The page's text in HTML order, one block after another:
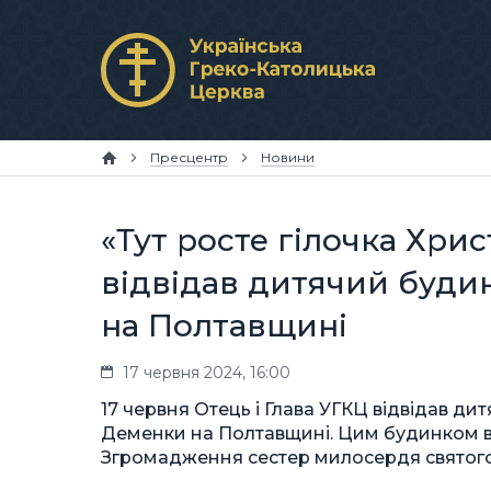
Пресцентр Новини
«Тут росте гілочка
відвідав дитячий
на Полтавщині
17 червня 2024, 16:00
17 червня Отець і Глава УГКЦ відвідав
Деменки на Полтавщині. Цим будинком
Згромадження сестер милосердя святого